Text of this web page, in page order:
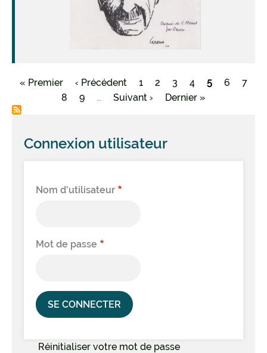
Connexion utilisateur
Nom d'utilisateur
Mot de passe
Réinitialiser votre mot de passe
Pagination
Première
« Premier
Page
précédente
‹ Précédent Page
1 Page
2 Page
3 Page
4
Page
5 Page
6 Page
7
Page
8 Page
9 …
Page
Suivant ›
Dernière
Dernier »